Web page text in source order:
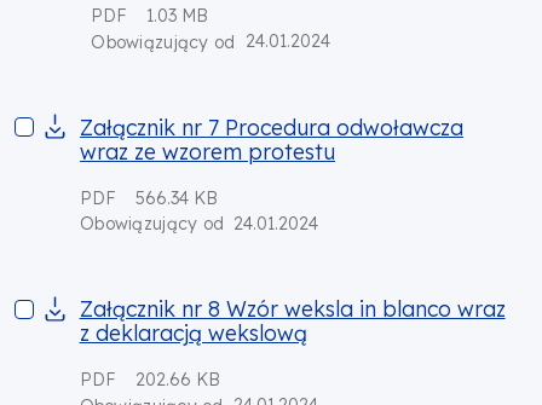
PDF
1.03 MB
Obowiązujący od
24.01.2024
Załącznik nr 7 Procedura odwoławcza wraz ze wzorem
Załącznik nr 7 Procedura odwoławcza
wraz ze wzorem protestu
PDF
566.34 KB
Obowiązujący od 24.01.2024
Załącznik nr 8 Wzór weksla in blanco wraz z deklaracją
Załącznik nr 8 Wzór weksla in blanco wraz
z deklaracją wekslową
PDF
202.66 KB